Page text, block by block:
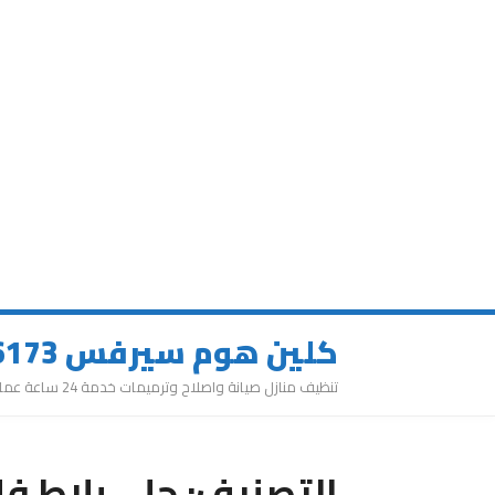
كلين هوم سيرفس 0543626173
تنظيف منازل صيانة واصلاح وترميمات خدمة 24 ساعة عمالة مميزة